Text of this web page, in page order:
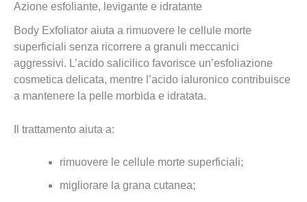
Azione esfoliante, levigante e idratante
Body Exfoliator aiuta a rimuovere le cellule morte
superficiali senza ricorrere a granuli meccanici
aggressivi. L’acido salicilico favorisce un’esfoliazione
cosmetica delicata, mentre l’acido ialuronico contribuisce
a mantenere la pelle morbida e idratata.
Il trattamento aiuta a:
rimuovere le cellule morte superficiali;
migliorare la grana cutanea;